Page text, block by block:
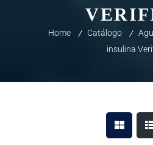
Home Catálogo
insulina